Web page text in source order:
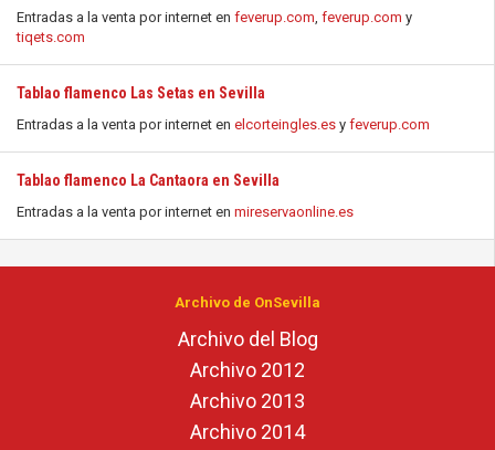
Entradas a la venta por internet en feverup.com, feverup.com y
tiqets.com
Tablao flamenco Las Setas en Sevilla
Entradas a la venta por internet en elcorteingles.es y feverup.com
Tablao flamenco La Cantaora en Sevilla
Entradas a la venta por internet en mireservaonline.es
Archivo de OnSevilla
Archivo del Blog
Archivo 2012
Archivo 2013
Archivo 2014